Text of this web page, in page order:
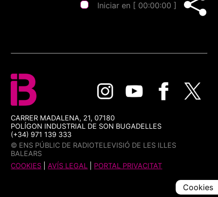
Iniciar en [ 00:00:00 ]
CARRER MADALENA, 21, 07180
POLÍGON INDUSTRIAL DE SON BUGADELLES
(+34) 971 139 333
© ENS PÚBLIC DE RADIOTELEVISIÓ DE LES ILLES
BALEARS
COOKIES |AVÍS LEGAL PORTAL PRIVACITAT
Cookies